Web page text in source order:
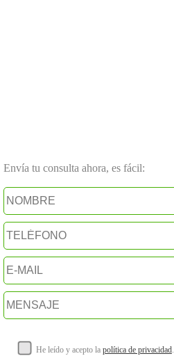
Envía tu consulta ahora, es fácil:
He leído y acepto la política de privacidad.